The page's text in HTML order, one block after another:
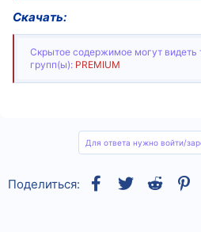
Скачать:
Скрытое содержимое могут видеть
групп(ы): PREMIUM
Для ответа нужно войти/
Поделиться: Facebook
TwitterReddit